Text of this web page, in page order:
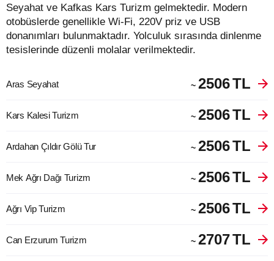
Seyahat ve Kafkas Kars Turizm gelmektedir. Modern
otobüslerde genellikle Wi-Fi, 220V priz ve USB
donanımları bulunmaktadır. Yolculuk sırasında dinlenme
tesislerinde düzenli molalar verilmektedir.
Aras Seyahat ~ 2506TL
Kars Kalesi Turizm ~ 2506TL
Ardahan Çıldır Gölü Tur ~ 2506TL
Mek Ağrı Dağı Turizm ~ 2506TL
Ağrı Vip Turizm ~ 2506TL
Can Erzurum Turizm ~ 2707TL